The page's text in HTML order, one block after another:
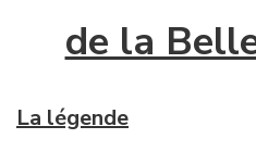
de la
La légende